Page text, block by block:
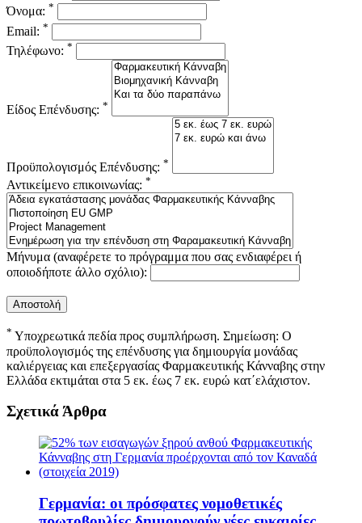
Όνομα: *
Email: *
Τηλέφωνο: *
Είδος Επένδυσης: *
Προϋπολογισμός Επένδυσης: *
Αντικείμενο επικοινωνίας: *
Μήνυμα (αναφέρετε το πρόγραμμα που σας ενδιαφέρει ή
οποιοδήποτε άλλο σχόλιο):
* Υποχρεωτικά πεδία προς συμπλήρωση. Σημείωση: Ο
προϋπολογισμός της επένδυσης για δημιουργία μονάδας
καλιέργειας και επεξεργασίας Φαρμακευτικής Κάνναβης στην
Ελλάδα εκτιμάται στα 5 εκ. έως 7 εκ. ευρώ κατ΄ελάχιστον.
Σχετικά Άρθρα
Γερμανία: οι πρόσφατες νομοθετικές